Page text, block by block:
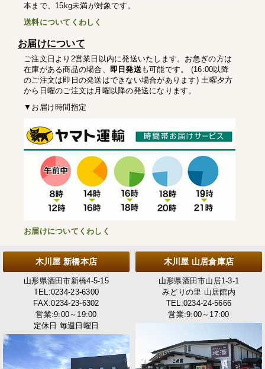
本まで、15kg未満が対象です。
送料についてくわしく
お届けについて
ご注文日より2営業日以内に発送いたします。お急ぎの方は
在庫がある商品の場合、
即日発送も可能です。 (16:00以降
のご注文は即日の発送はできない場合があります) 土曜夕方
から日曜のご注文は月曜以降の発送になります。
▼お届け時間指定
お届けについてくわしく
木川屋 新橋本店
山形県酒田市新橋4-5-15
TEL:0234-23-6300
FAX:0234-23-6302
営業:9:00～19:00
定休日 毎週日曜日
木川屋 山居倉庫店
山形県酒田市山居1-3-1
みどりの里 山居館内
TEL:0234-24-5666
営業:9:00～17:00